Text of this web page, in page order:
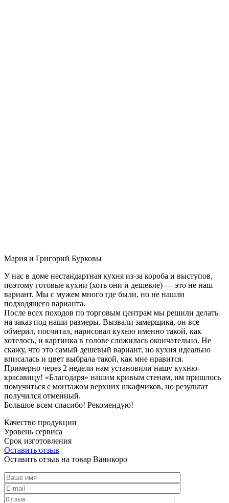
Мария и Григорий Бурковы
У нас в доме нестандартная кухня из-за короба и выступов,
поэтому готовые кухни (хоть они и дешевле) — это не наш
вариант. Мы с мужем много где были, но не нашли
подходящего варианта.
После всех походов по торговым центрам мы решили делать
на заказ под наши размеры. Вызвали замерщика, он все
обмерил, посчитал, нарисовал кухню именно такой, как
хотелось, и картинка в голове сложилась окончательно. Не
скажу, что это самый дешевый вариант, но кухня идеально
вписалась и цвет выбрала такой, как мне нравится.
Примерно через 2 недели нам установили нашу кухню-
красавицу! «Благодаря» нашим кривым стенам, им пришлось
помучиться с монтажом верхних шкафчиков, но результат
получился отменный.
Большое всем спасибо! Рекомендую!
Качество продукции
Уровень сервиса
Срок изготовления
Оставить отзыв
Оставить отзыв на товар Ваникоро